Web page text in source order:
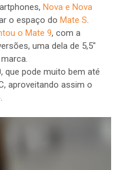
Nova e Nova
o espaço do Mate S.
o Mate 9, com a
uma dela de 5,5"
que pode muito bem até
aproveitando assim o